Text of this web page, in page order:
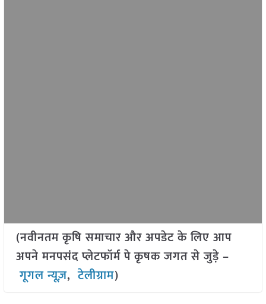
(नवीनतम कृषि समाचार और अपडेट के लिए आप
अपने मनपसंद प्लेटफॉर्म पे कृषक जगत से जुड़े –
गूगल न्यूज़,टेलीग्राम)